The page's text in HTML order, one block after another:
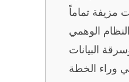
مزيفة تماماً
الوهمي
البيانات
وراء الخطة